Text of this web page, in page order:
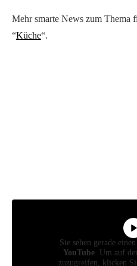
Mehr smarte News zum Thema
“Küche“.
Sie sehen gerade
YouTube. Um auf
zuzugreifen, klicken